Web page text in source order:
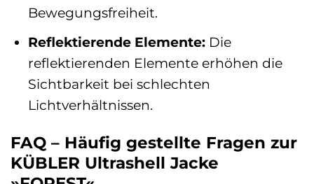
Bewegungsfreiheit.
Reflektierende Elemente:Die
reflektierenden Elemente erhöhen die
Sichtbarkeit bei schlechten
Lichtverhältnissen.
FAQ – Häufig gestellte Fragen zur
KÜBLER Ultrashell Jacke